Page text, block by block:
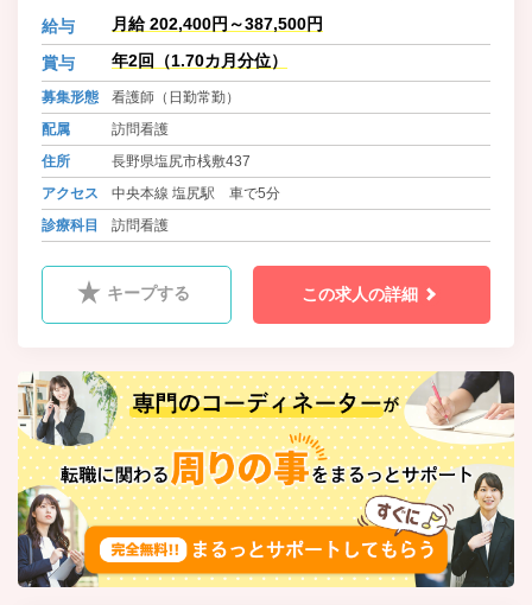
ップも充実しています。
給与 月給 202,400円～387,500円
賞与 年2回（1.70カ月分位）
募集形態
看護師（日勤常勤）
配属
訪問看護
住所
長野県塩尻市桟敷437
アクセス
中央本線 塩尻駅 車で5分
診療科目
訪問看護
キープする この求人の詳細